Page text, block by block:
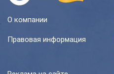
О компании
Правовая информация